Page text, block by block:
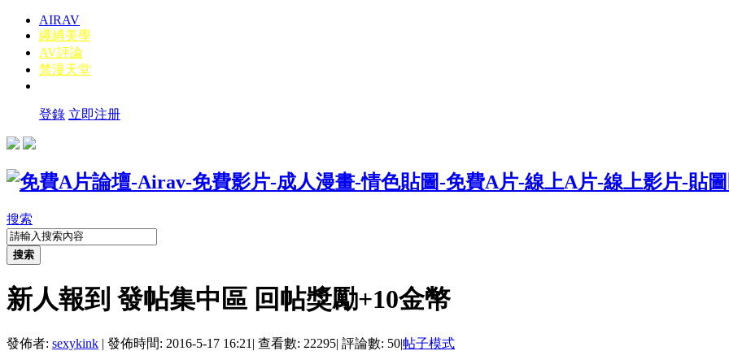
AIRAV
繩縛美學
AV評論
禁漫天堂
登錄 立即注册
搜索
搜索
新人報到 發帖集中區 回帖獎勵+10金幣
發佈者: sexykink | 發佈時間: 2016-5-17 16:21 | 查看數: 22295| 評論數: 50|帖子模式